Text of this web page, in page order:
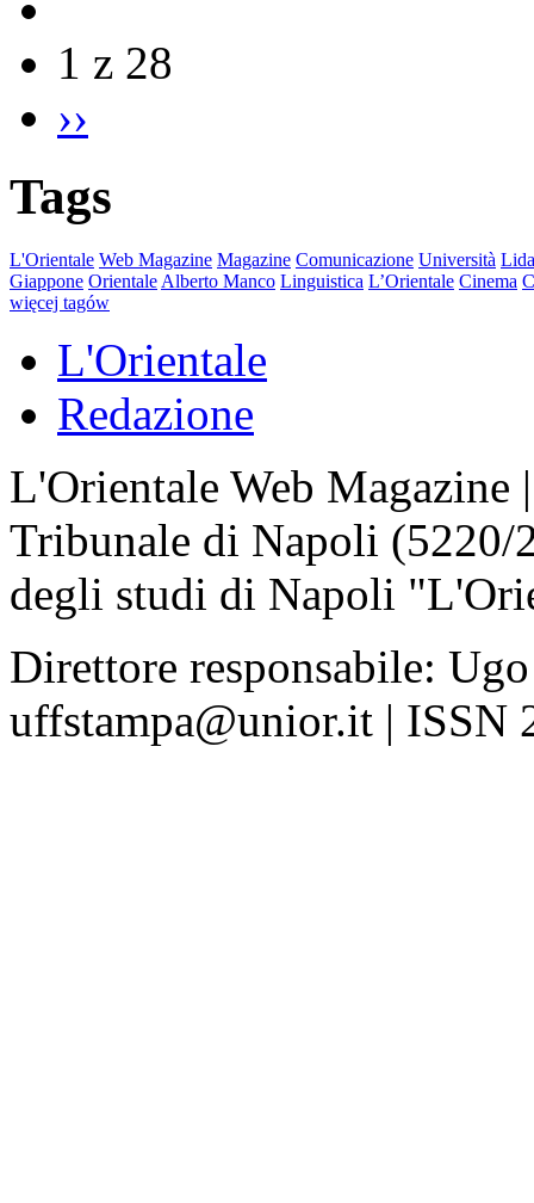
1 z 28
››
Tags
L'Orientale Web Magazine Magazine Comunicazione Università
Giappone Orientale Alberto Manco Linguistica L’Orientale Cinema
więcej tagów
L'Orientale
Redazione
L'Orientale Web Magazine
Tribunale di Napoli
degli studi di Napoli
Direttore responsabile:
uffstampa@unior.it | ISSN